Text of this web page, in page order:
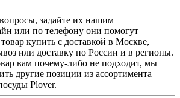
задайте их нашим
или по телефону они помогут
купить с доставкой в Москве,
или доставку по России и в регионы.
вам почему-либо не подходит, мы
другие позиции из ассортимента
Plover.